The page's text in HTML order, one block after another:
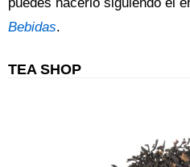
Bebidas.
TEA SHOP